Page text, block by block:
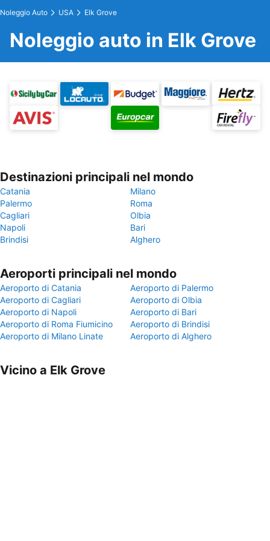
Noleggio Auto USA Elk Grove
Noleggio auto in Elk Grove
Destinazioni principali nel mondo
Catania
Milano
Palermo
Roma
Cagliari
Olbia
Napoli
Bari
Brindisi
Alghero
Aeroporti principali nel mondo
Aeroporto di Catania
Aeroporto di Palermo
Aeroporto di Cagliari
Aeroporto di Olbia
Aeroporto di Napoli
Aeroporto di Bari
Aeroporto di Roma Fiumicino
Aeroporto di Brindisi
Aeroporto di Milano Linate
Aeroporto di Alghero
Vicino a Elk Grove